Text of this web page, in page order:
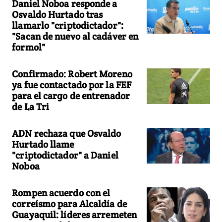
Daniel Noboa responde a
Osvaldo Hurtado tras
llamarlo "criptodictador":
"Sacan de nuevo al cadáver en
formol"
Confirmado: Robert Moreno
ya fue contactado por la FEF
para el cargo de entrenador
de La Tri
ADN rechaza que Osvaldo
Hurtado llame
"criptodictador" a Daniel
Noboa
Rompen acuerdo con el
correísmo para Alcaldía de
Guayaquil: líderes arremeten